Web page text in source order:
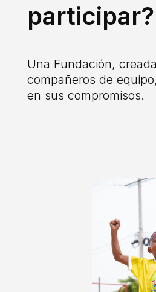
participar?
Una Fundación,
compañeros de
en sus compromisos.